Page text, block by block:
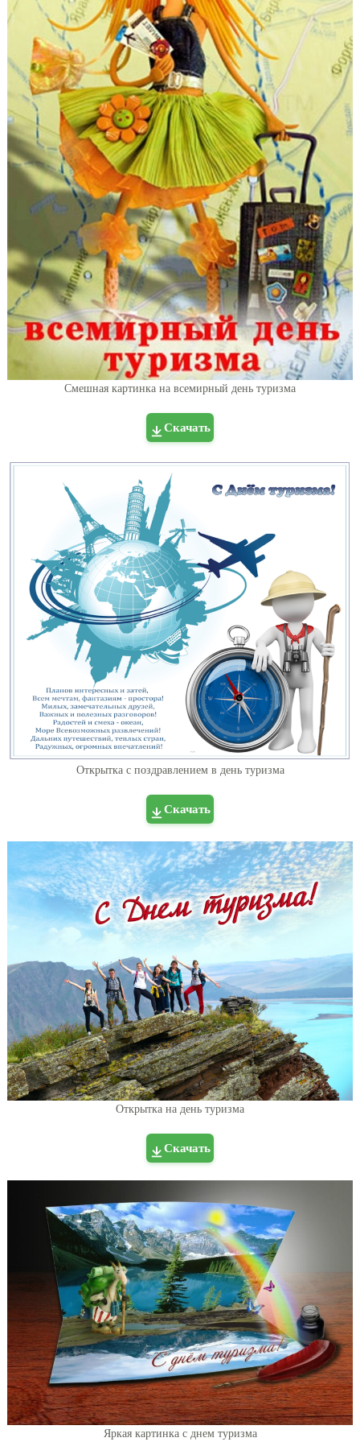
Смешная картинка на всемирный день туризма
Скачать
Открытка с поздравлением в день туризма
Скачать
Открытка на день туризма
Скачать
Яркая картинка с днем туризма